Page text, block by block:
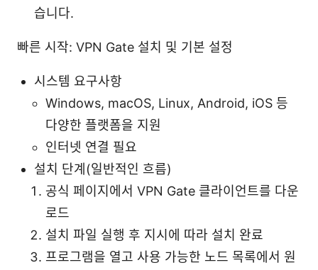
습니다.
빠른 시작: VPN Gate 설치 및 기본 설정
시스템 요구사항
Windows, macOS, Linux, Android, iOS 등
다양한 플랫폼을 지원
인터넷 연결 필요
설치 단계(일반적인 흐름)
공식 페이지에서 VPN Gate 클라이언트를 다운
로드
설치 파일 실행 후 지시에 따라 설치 완료
프로그램을 열고 사용 가능한 노드 목록에서 원